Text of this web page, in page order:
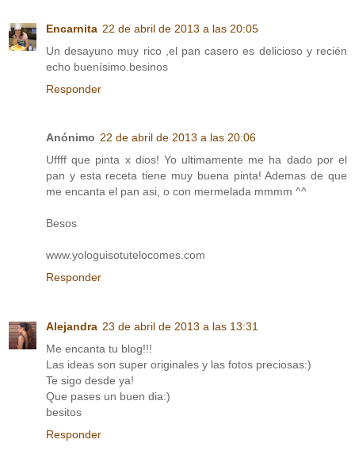
Encarnita 22 de abril de 2013 a las 20:05
Un desayuno muy rico ,el pan casero es delicioso y recién
echo buenísimo.besinos
Responder
Anónimo 22 de abril de 2013 a las 20:06
Uffff que pinta x dios! Yo ultimamente me ha dado por el
pan y esta receta tiene muy buena pinta! Ademas de que
me encanta el pan asi, o con mermelada mmmm ^^
Besos
www.yologuisotutelocomes.com
Responder
Alejandra 23 de abril de 2013 a las 13:31
Me encanta tu blog!!!
Las ideas son super originales y las fotos preciosas:)
Te sigo desde ya!
Que pases un buen dia:)
besitos
Responder